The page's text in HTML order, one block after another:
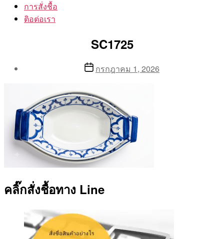
การสั่งชื้อ
ติอต่อเรา
SC1725
Postกรกฎาคม 1, 2026
คลิ๊กสั่งชื้อทาง Line